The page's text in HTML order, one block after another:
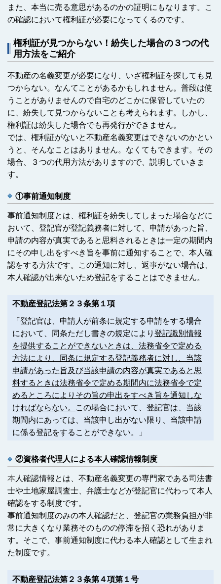
また、本当に売る意思があるのかの証明にもなります。こ
の確認において権利証が必要になってくるのです。
権利証が見つからない！紛失した場合の３つの代
用方法をご紹介
不動産の名義変更が必要になり、いざ権利証を探しても見
つからない。なんてことがあるかもしれません。普段は使
うことがありませんので自宅のどこかに保管していたの
に、紛失して見つからないことも考えられます。しかし、
権利証は紛失した場合でも再発行ができません。
では、権利証がないと不動産名義変更はできないのかとい
うと、そんなことはありません。なくてもできます。その
場合、３つの代用方法がありますので、説明していきま
す。
①事前通知制度
事前通知制度とは、権利証を紛失してしまった場合などに
おいて、登記官が登記義務者に対して、申請があった旨、
申請の内容が真実であると思料されるときは一定の期間内
にその申し出をすべき旨を事前に通知することで、本人確
認をする方法です。この通知に対し、返事がない場合は、
本人確認が出来ないため登記をすることはできません。
不動産登記法第２３条第１項
「登記官は、申請人が前条に規定する申請をする場合
において、同条ただし書きの規定により 登記識別情報
を提供することができないときは、法務省令で定める
方法により、同条に規定する登記義務者に対し、当該
申請があった旨及び当該申請の内容が真実であると思
料するときは法務省令で定める期間内に法務省令で定
めるところによりその旨の申出をすべき旨を通知しな
ければならない。
この場合において、登記官は、当該
期間内にあっては、当該申し出がない限り、当該申請
に係る登記をすることができない。」
②資格者代理人による本人確認情報制度
本 人確認情報とは、不動産名義変更の専門家である司法書
士や土地家屋調査士、弁護士などが登記官に代わって本人
確認をする制度です。
事前通知制度のみの本人確認だと、登記官の業務負担が非
常に大きくなり業務そのものの停滞を招く恐れがありま
す。そこで、事前通知制度に代わる本人確認として生まれ
た制度です。
不動産登記法第２３条第４項第１号